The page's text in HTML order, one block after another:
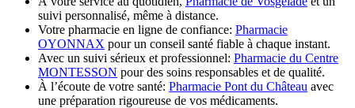
suivi personnalisé, même à distance.
Votre pharmacie en ligne de confiance: Pharmacie
OYONNAX pour un conseil santé fiable à chaque instant.
Avec un suivi sérieux et professionnel: Pharmacie du Centre
MONTESSON pour des soins responsables et de qualité.
À l’écoute de votre santé: Pharmacie Pont du Château avec
une préparation rigoureuse de vos médicaments.